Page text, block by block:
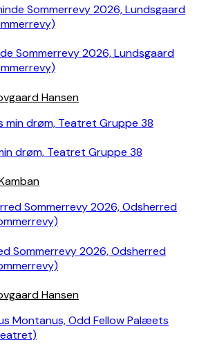
Sommerrevy 2026, Lundsgaard
Hansen
drøm, Teatret Gruppe 38
Sommerrevy 2026, Odsherred
Hansen